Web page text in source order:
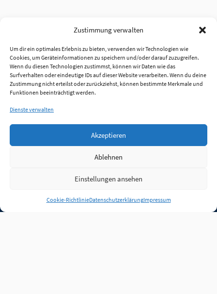
Zustimmung verwalten
Um dir ein optimales Erlebnis zu bieten, verwenden wir Technologien wie
Cookies, um Geräteinformationen zu speichern und/oder darauf zuzugreifen.
Wenn du diesen Technologien zustimmst, können wir Daten wie das
Surfverhalten oder eindeutige IDs auf dieser Website verarbeiten. Wenn du deine
Zustimmung nicht erteilst oder zurückziehst, können bestimmte Merkmale und
Funktionen beeinträchtigt werden.
Dienste verwalten
Akzeptieren
Ablehnen
Einstellungen ansehen
Cookie-RichtlinieDatenschutzerklärungImpressum
Anmelden
Jobs Partner FAQ Quellen